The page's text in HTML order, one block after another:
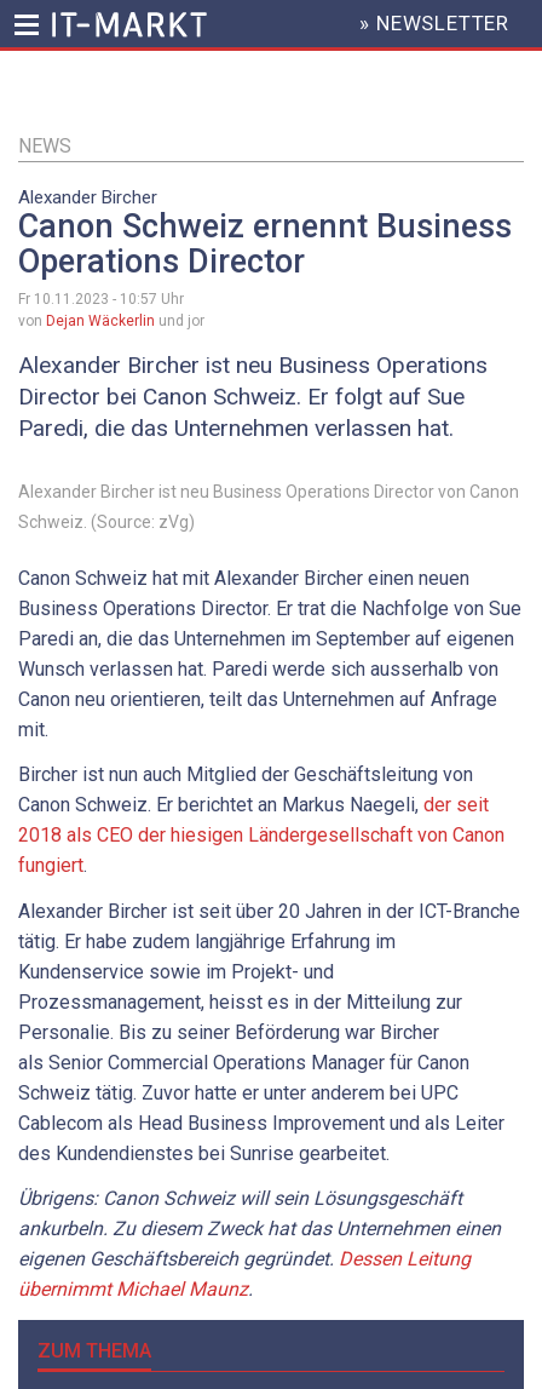
Inhalt
HEADER
MENU
» NEWSLETTER
NEWS
Alexander Bircher
Canon Schweiz ernennt Business
Operations Director
Fr 10.11.2023 - 10:57 Uhr
von Dejan Wäckerlin und jor
Alexander Bircher ist neu Business Operations
Director bei Canon Schweiz. Er folgt auf Sue
Paredi, die das Unternehmen verlassen hat.
Alexander Bircher ist neu Business Operations Director von Canon
Schweiz. (Source: zVg)
Canon Schweiz hat mit Alexander Bircher einen neuen
Business Operations Director. Er trat die Nachfolge von Sue
Paredi an, die das Unternehmen im September auf eigenen
Wunsch verlassen hat. Paredi werde sich ausserhalb von
Canon neu orientieren, teilt das Unternehmen auf Anfrage
mit.
Bircher ist nun auch Mitglied der Geschäftsleitung von
Canon Schweiz. Er berichtet an Markus Naegeli, der seit
2018 als CEO der hiesigen Ländergesellschaft von Canon
fungiert.
Alexander Bircher ist seit über 20 Jahren in der ICT-Branche
tätig. Er habe zudem langjährige Erfahrung im
Kundenservice sowie im Projekt- und
Prozessmanagement, heisst es in der Mitteilung zur
Personalie. Bis zu seiner Beförderung war Bircher
als Senior Commercial Operations Manager für Canon
Schweiz tätig. Zuvor hatte er unter anderem bei UPC
Cablecom als Head Business Improvement und als Leiter
des Kundendienstes bei Sunrise gearbeitet.
Übrigens: Canon Schweiz will sein Lösungsgeschäft
ankurbeln. Zu diesem Zweck hat das Unternehmen einen
eigenen Geschäftsbereich gegründet. Dessen Leitung
übernimmt Michael Maunz.
ZUM THEMA